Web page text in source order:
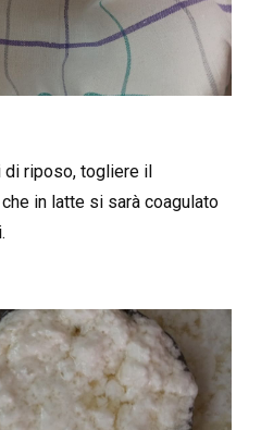
di riposo, togliere il
in latte si sarà coagulato